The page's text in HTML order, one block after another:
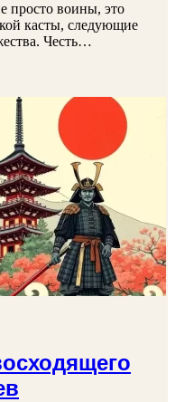
просто воины, это
касты, следующие
Честь…